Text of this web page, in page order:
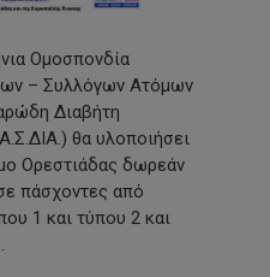
Ομοσπονδία
– Συλλόγων Ατόμων
Διαβήτη
θα υλοποιήσει
Ορεστιάδας δωρεάν
πάσχοντες από
1 και τύπου 2 και